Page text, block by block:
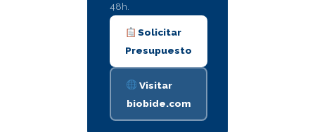
48h.
Solicitar
Presupuesto
Visitar
biobide.com